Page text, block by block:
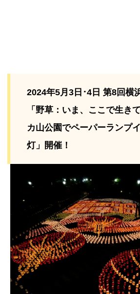
2024年5月3日･4日 第8回横
「野草：いま、ここで生き
カ山公園でペーパーランプ
灯」開催！